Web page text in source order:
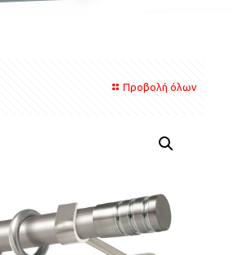
Προβολή όλων